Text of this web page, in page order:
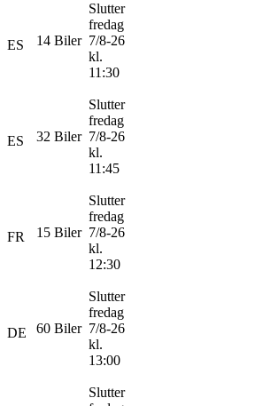
ES 14 Biler
Slutter
fredag
7/8-26
kl.
11:30
ES 32 Biler
Slutter
fredag
7/8-26
kl.
11:45
FR 15 Biler
Slutter
fredag
7/8-26
kl.
12:30
DE 60 Biler
Slutter
fredag
7/8-26
kl.
13:00
Slutter